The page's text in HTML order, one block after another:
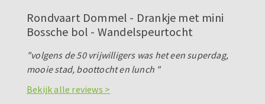
Rondvaart Dommel - Drankje met mini
Bossche bol - Wandelspeurtocht
"volgens de 50 vrijwilligers was het een superdag,
mooie stad, boottocht en lunch "
Bekijk alle reviews >